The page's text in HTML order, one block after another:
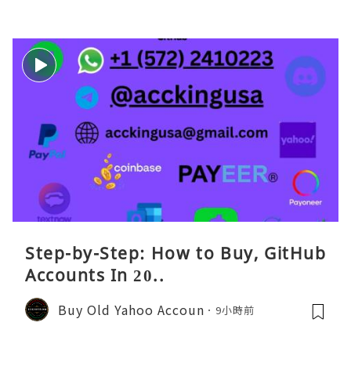
Step-by-Step: How to Buy, GitHub
Accounts In 20..
Buy Old Yahoo Accoun 9小時前